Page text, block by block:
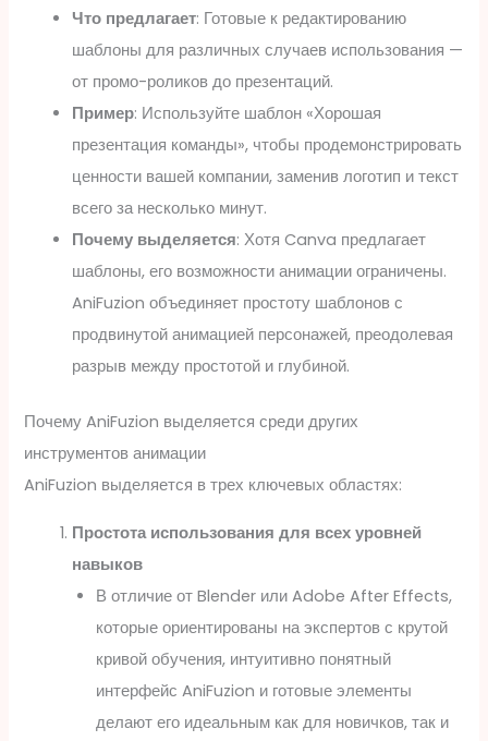
Что предлагает: Готовые к редактированию
шаблоны для различных случаев использования —
от промо-роликов до презентаций.
Пример: Используйте шаблон «Хорошая
презентация команды», чтобы продемонстрировать
ценности вашей компании, заменив логотип и текст
всего за несколько минут.
Почему выделяется: Хотя Canva предлагает
шаблоны, его возможности анимации ограничены.
AniFuzion объединяет простоту шаблонов с
продвинутой анимацией персонажей, преодолевая
разрыв между простотой и глубиной.
Почему AniFuzion выделяется среди других
инструментов анимации
AniFuzion выделяется в трех ключевых областях:
Простота использования для всех уровней
навыков
В отличие от Blender или Adobe After Effects,
которые ориентированы на экспертов с крутой
кривой обучения, интуитивно понятный
интерфейс AniFuzion и готовые элементы
делают его идеальным как для новичков, так и